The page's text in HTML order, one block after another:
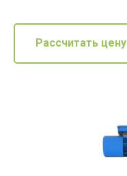
Рассчитать цену